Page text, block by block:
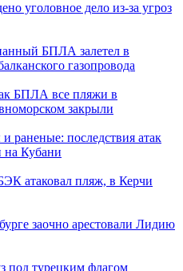
уголовное дело из-за угроз
БПЛА залетел в
газопровода
БПЛА все пляжи в
закрыли
раненые: последствия атак
на Кубани
атаковал пляж, в Керчи
заочно арестовали Лидию
под турецким флагом